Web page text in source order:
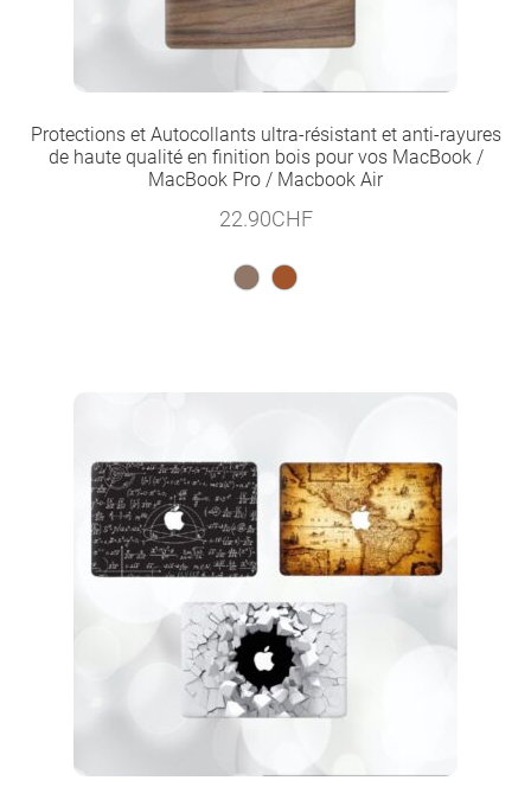
Protections et Autocollants ultra-résistant et anti-rayures
de haute qualité en finition bois pour vos MacBook /
MacBook Pro / Macbook Air
22.90CHF